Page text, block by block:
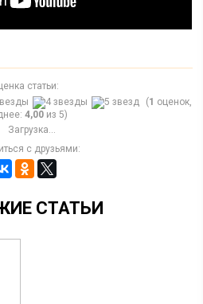
статьи:
(1 оценок,
4,00 из 5)
Загрузка...
с друзьями:
СТАТЬИ